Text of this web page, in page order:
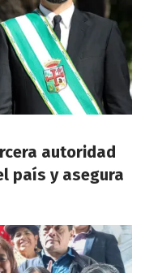
autoridad
país y asegura